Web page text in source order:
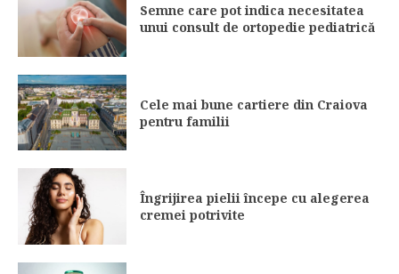
Semne care pot indica necesitatea
unui consult de ortopedie pediatrică
Cele mai bune cartiere din Craiova
pentru familii
Îngrijirea pielii începe cu alegerea
cremei potrivite